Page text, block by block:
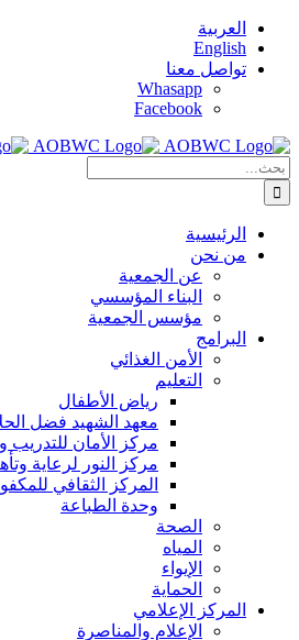
Skip
content
العربية
English
تواصل معنا
Whasapp
Facebook
البحث
عن:
الرئيسية
من نحن
عن الجمعية
البناء المؤسسي
مؤسس الجمعية
البرامج
الأمن الغذائي
التعليم
رياض الأطفال
معهد الشهيد فضل
مركز الأمان للتدريب
مركز النور لرعاية
المركز الثقافي
وحدة الطباعة
الصحة
المياه
الإيواء
الحماية
المركز الإعلامي
الإعلام والمناصرة